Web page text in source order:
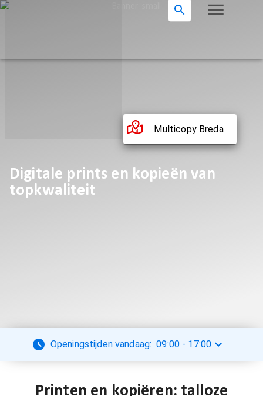
Multicopy Breda
Digitale prints en kopieën van
topkwaliteit
Openingstijden vandaag: 09:00 - 17:00
Printen en kopiëren: talloze